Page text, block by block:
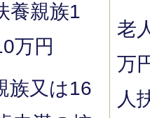
養親族1
万円
族又は16
老
万
人